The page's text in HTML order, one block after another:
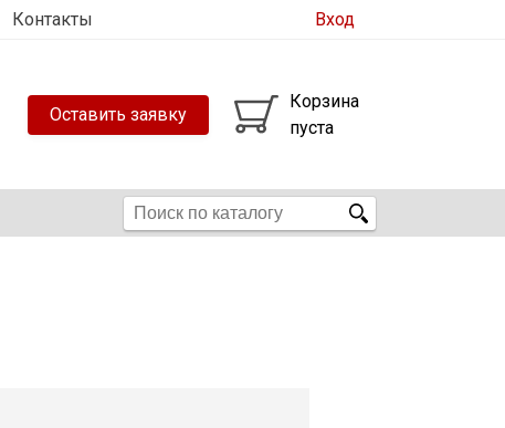
Контакты Вход
Корзина
пуста
Оставить заявку